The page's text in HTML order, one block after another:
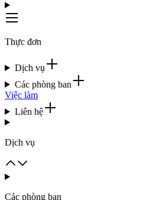
Thực đơn
Dịch vụ
Các phòng ban
Việc làm
Liên hệ
Dịch vụ
Các phòng ban